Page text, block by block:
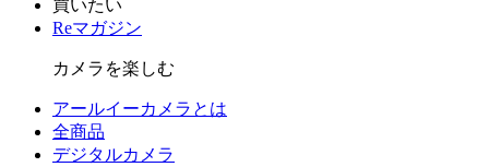
買いたい
Reマガジン
カメラを楽しむ
アールイーカメラとは
全商品
デジタルカメラ